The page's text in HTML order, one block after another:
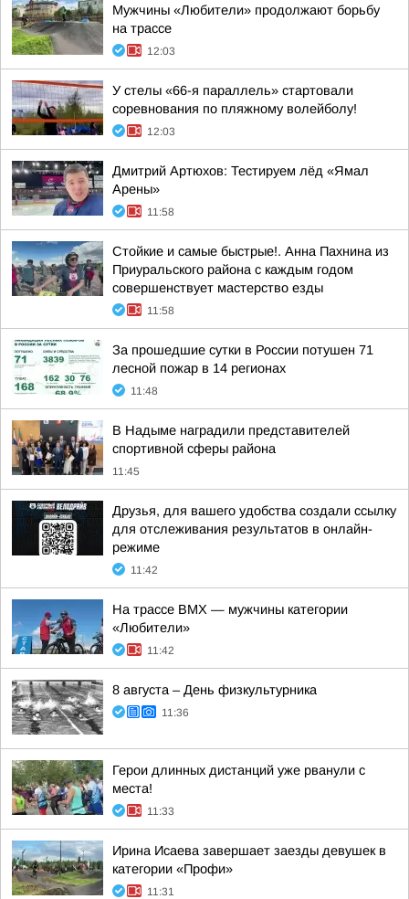
Мужчины «Любители» продолжают борьбу
на трассе
12:03
У стелы «66-я параллель» стартовали
соревнования по пляжному волейболу!
12:03
Дмитрий Артюхов: Тестируем лёд «Ямал
Арены»
11:58
Стойкие и самые быстрые!. Анна Пахнина из
Приуральского района с каждым годом
совершенствует мастерство езды
11:58
За прошедшие сутки в России потушен 71
лесной пожар в 14 регионах
11:48
В Надыме наградили представителей
спортивной сферы района
11:45
Друзья, для вашего удобства создали ссылку
для отслеживания результатов в онлайн-
режиме
11:42
На трассе ВМХ — мужчины категории
«Любители»
11:42
8 августа – День физкультурника
11:36
Герои длинных дистанций уже рванули с
места!
11:33
Ирина Исаева завершает заезды девушек в
категории «Профи»
11:31